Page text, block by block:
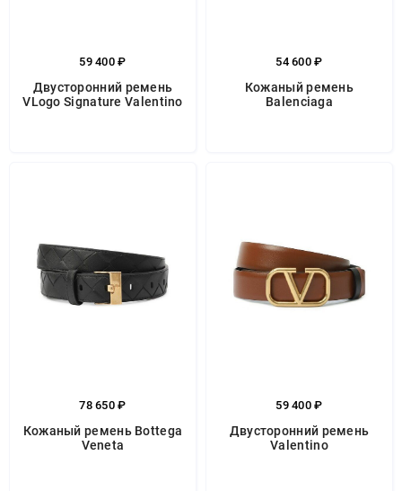
59 400 ₽
Двусторонний ремень
VLogo Signature Valentino
54 600 ₽
Кожаный ремень
Balenciaga
78 650 ₽
Кожаный ремень Bottega
Veneta
59 400 ₽
Двусторонний ремень
Valentino